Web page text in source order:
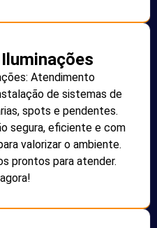
Atendimento
de sistemas de
spots e pendentes.
segura, eficiente e com
valorizar o ambiente.
prontos para atender.